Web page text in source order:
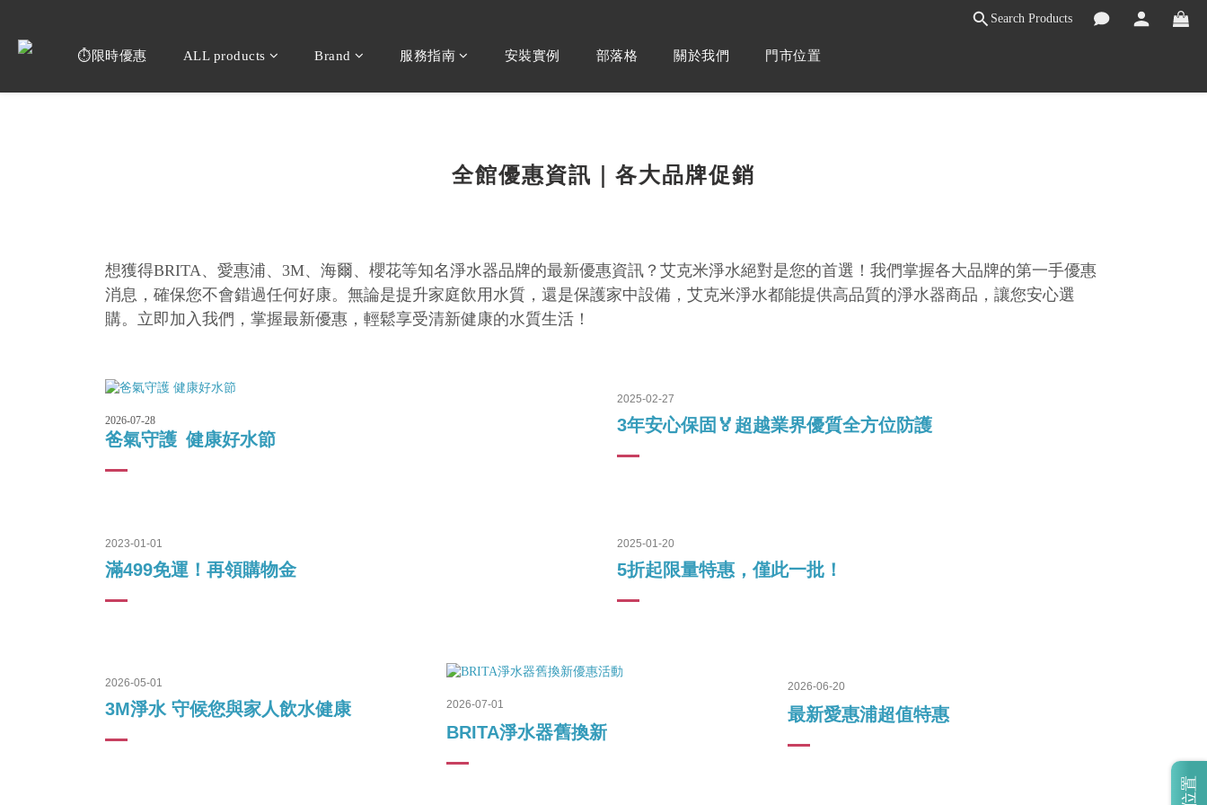
Search Products
⏱️限時優惠 ALL products Brand 服務指南 安裝實例 部落格 關於我們 門市位置
全館優惠資訊｜各大品牌促銷
想獲得BRITA、愛惠浦、3M、海爾、櫻花等知名淨水器品牌的最新優惠資訊？艾克米淨水絕對是您的首選！我們掌握各大品牌的第一手優惠
消息，確保您不會錯過任何好康。無論是提升家庭飲用水質，還是保護家中設備，艾克米淨水都能提供高品質的淨水器商品，讓您安心選
購。立即加入我們，掌握最新優惠，輕鬆享受清新健康的水質生活！
2026-07-28
爸氣守護 健康好水節
2025-02-27
3年安心保固🏅超越業界優質全方位防護
2023-01-01
滿499免運！再領購物金
2025-01-20
5折起限量特惠，僅此一批！
2026-05-01
3M淨水 守候您與家人飲水健康 2026-07-01
BRITA淨水器舊換新
2026-06-20
最新愛惠浦超值特惠